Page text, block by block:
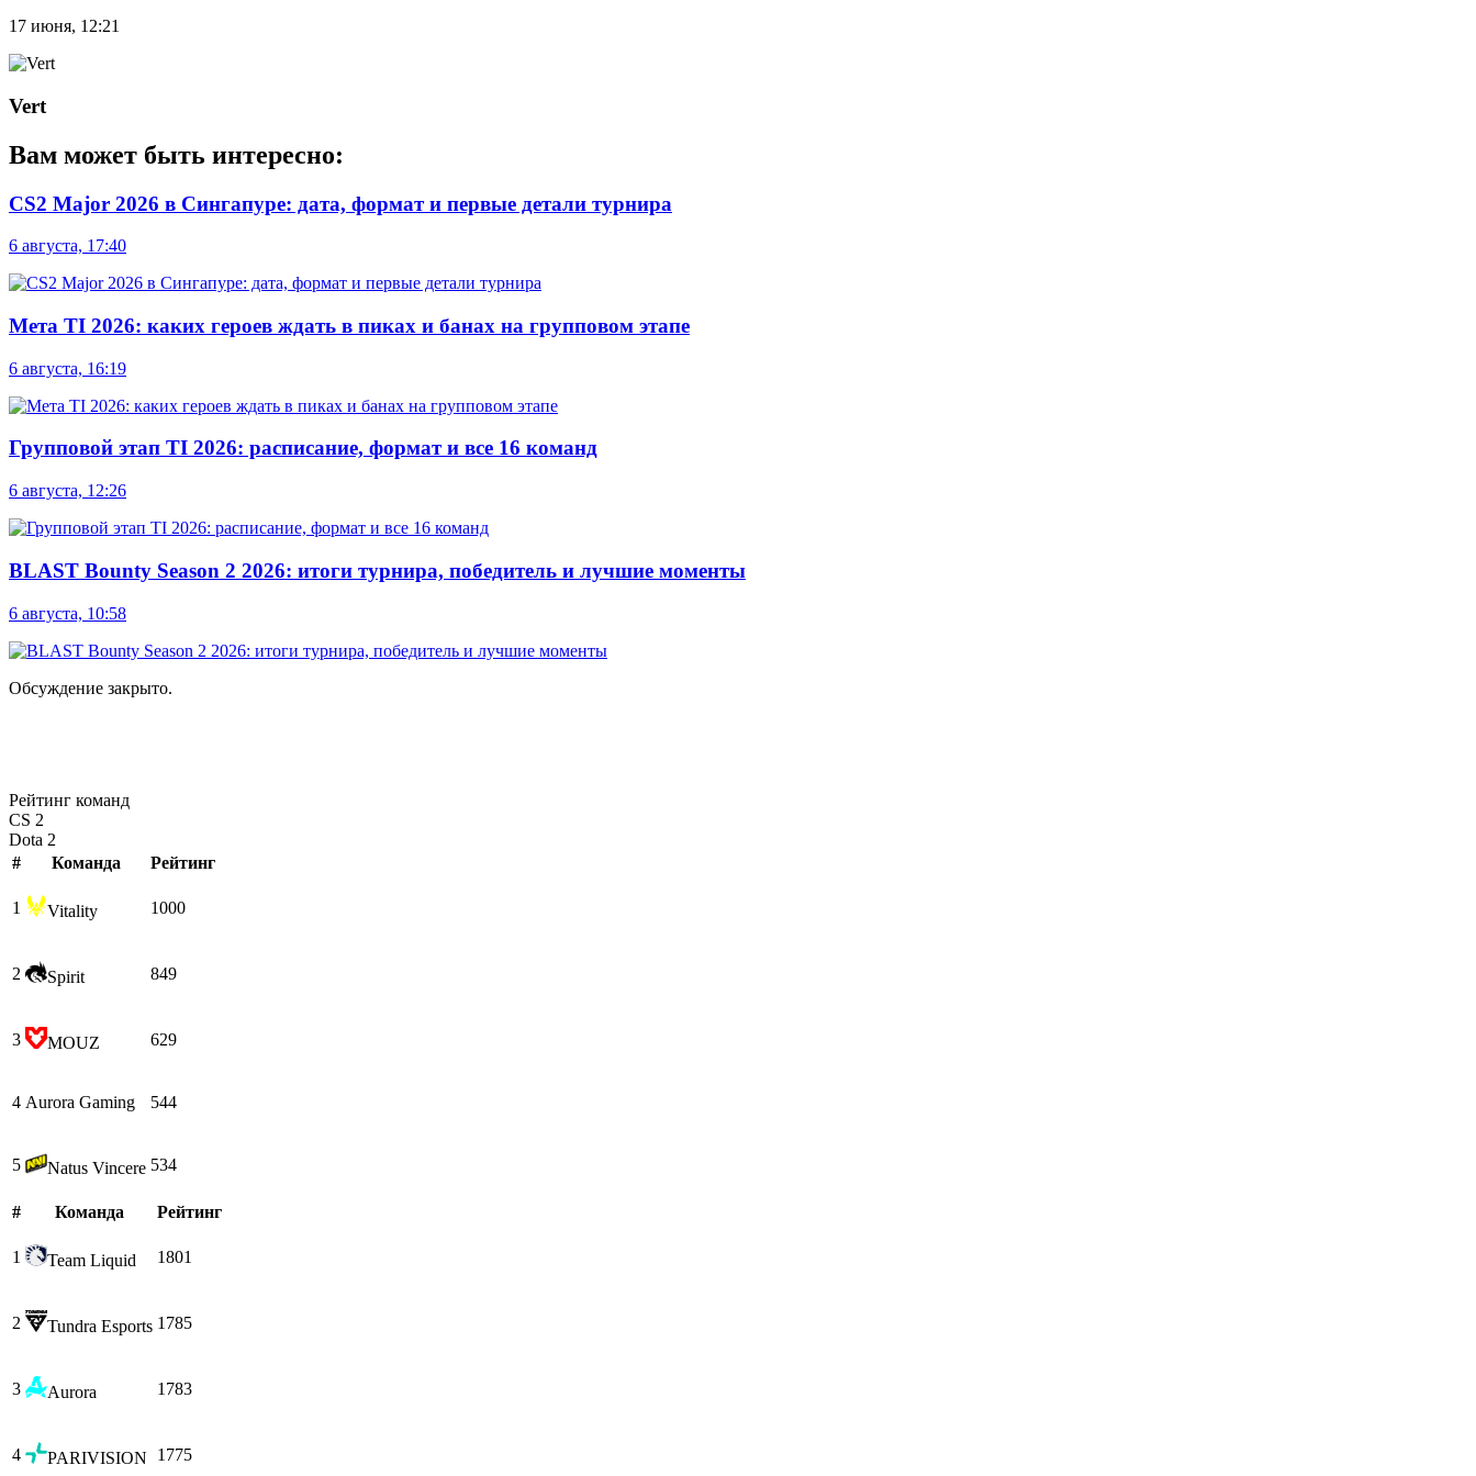
17 июня, 12:21
Vert
Вам может быть интересно:
CS2 Major 2026 в Сингапуре: дата, формат и первые детали турнира
6 августа, 17:40
Мета TI 2026: каких героев ждать в пиках и банах на групповом этапе
6 августа, 16:19
Групповой этап TI 2026: расписание, формат и все 16 команд
6 августа, 12:26
BLAST Bounty Season 2 2026: итоги турнира, победитель и лучшие моменты
6 августа, 10:58
Обсуждение закрыто.
Рейтинг команд
CS 2
Dota 2
#
Команда Рейтинг
1 Vitality 1000
2 Spirit 849
3 MOUZ 629
4 Aurora Gaming 544
5 Natus Vincere 534
# Команда Рейтинг
1 Team Liquid 1801
2 Tundra Esports 1785
3 Aurora 1783
4 PARIVISION 1775